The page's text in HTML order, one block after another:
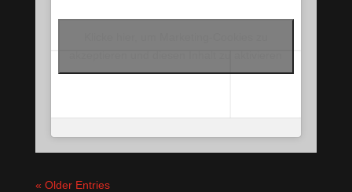
« Older Entries